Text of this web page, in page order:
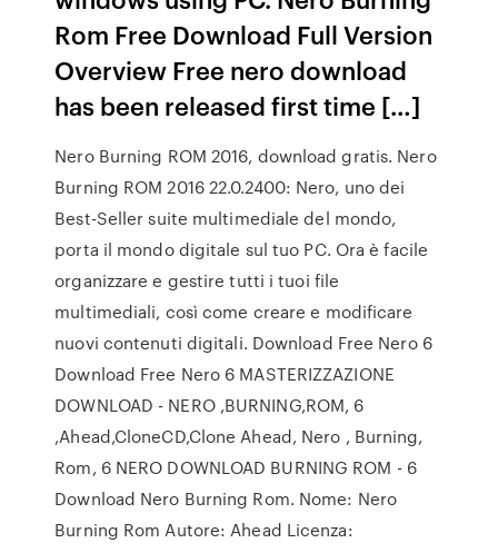
Rom Free Download Full Version
Overview Free nero download
has been released first time […]
Nero Burning ROM 2016, download gratis. Nero
Burning ROM 2016 22.0.2400: Nero, uno dei
Best-Seller suite multimediale del mondo,
porta il mondo digitale sul tuo PC. Ora è facile
organizzare e gestire tutti i tuoi file
multimediali, così come creare e modificare
nuovi contenuti digitali. Download Free Nero 6
Download Free Nero 6 MASTERIZZAZIONE
DOWNLOAD - NERO ,BURNING,ROM, 6
,Ahead,CloneCD,Clone Ahead, Nero , Burning,
Rom, 6 NERO DOWNLOAD BURNING ROM - 6
Download Nero Burning Rom. Nome: Nero
Burning Rom Autore: Ahead Licenza: